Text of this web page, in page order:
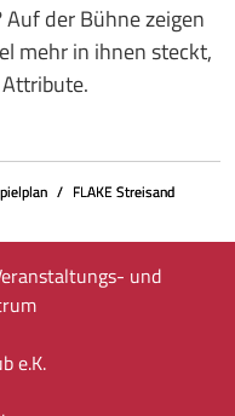
der Bühne zeigen
mehr in ihnen steckt,
FLAKE Streisand
und
e.K.